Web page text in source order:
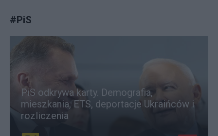
#PiS
PiS odkrywa karty. Demografia,
mieszkania, ETS, deportacje Ukraińców i
rozliczenia